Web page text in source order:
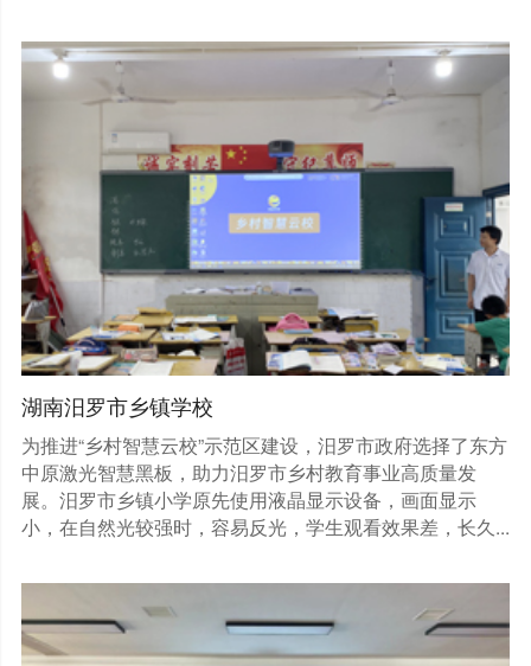
湖南汨罗市乡镇学校
为推进“乡村智慧云校”示范区建设，汨罗市政府选择了东方
中原激光智慧黑板，助力汨罗市乡村教育事业高质量发
展。汨罗市乡镇小学原先使用液晶显示设备，画面显示
小，在自然光较强时，容易反光，学生观看效果差，长久...